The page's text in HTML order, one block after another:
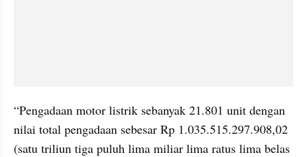
“Pengadaan motor listrik sebanyak 21.801 unit dengan
nilai total pengadaan sebesar Rp 1.035.515.297.908,02
(satu triliun tiga puluh lima miliar lima ratus lima belas